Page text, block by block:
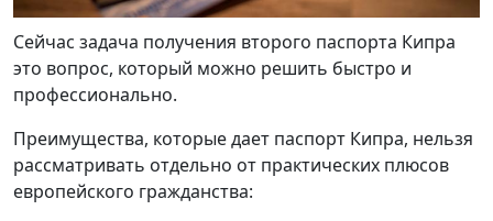
Сейчас задача получения второго паспорта Кипра
это вопрос, который можно решить быстро и
профессионально.
Преимущества, которые дает паспорт Кипра, нельзя
рассматривать отдельно от практических плюсов
европейского гражданства: